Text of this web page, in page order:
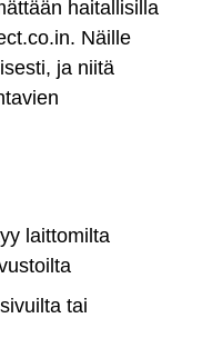
haitallisilla
Näille
ja niitä
laittomilta
tai